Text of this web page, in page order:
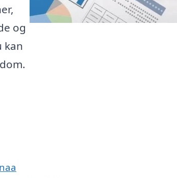
og
kan